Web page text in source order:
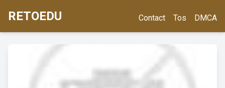
RETOEDU Contact Tos DMCA